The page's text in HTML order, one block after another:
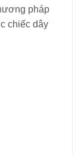
pháp
chiếc dây